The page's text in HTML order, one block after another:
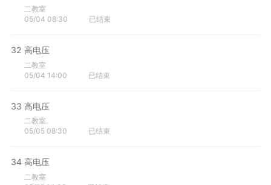
二教室
05/04 08:30
已结束
32 高电压
二教室
05/04 14:00
已结束
33 高电压
二教室
05/05 08:30
已结束
34 高电压
二教室